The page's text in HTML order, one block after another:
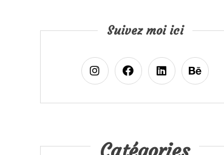
Suivez moi ici